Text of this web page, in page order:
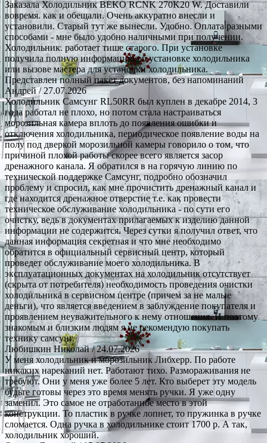
Заказала Холодильник BEKO RCNK 270K20 W. Доставили
вовремя. как и обещали. Очень аккуратно внесли и
установили. Старый тут же вынесли. Удобно. Оплата разными
способами - мне было удобно наличными при получении.
Холодильник. работает тише старого. При установке
получила полную информацию об установке холодильника
или вызове мастера для установки холодильника.
Представлен полный пакет документов, без напоминаний
Андрей/ 27.07.2026
Холодильник Самсунг RL50RR был куплен в декабре 2014, 3
года работал не плохо, но потом стала настраиваться
морозильная камера вплоть до появления ошибки и
отключения холодильника, периодическое появление воды на
полу под дверкой морозильной камеры говорило о том, что
причиной плохой работы скорее всего является засор
дренажного канала. Я обратился в на горячую линию по
технической поддержке Самсунг, подробно обозначил
проблему и спросил, как мне прочистить дренажный канал и
где находится дренажное отверстие т.е. как провести
техническое обслуживание холодильника - по сути его
очистку, ведь в документах прилагаемых к изделию данной
информации не содержится. Через сутки я получил ответ, что
данная информация секретная и что мне необходимо
обратится в официальный сервисный центр, который
проведет обслуживание моего холодильника. В
эксплуатационных документах на холодильник отсутствует
(скрыта от потребителя) необходимость проведения очистки
холодильника в сервисном центре (причем за не малые
деньги), что является введением в заблуждение покупателя и
проявлением неуважительного к нему отношения. И поэтому
знакомым и близким людям я не рекомендую покупать
технику самсунг.
Любишкин Николай/ 24.07.2026
У меня холодильник и морозильник Либхерр. По работе
никаких нареканий нет. Работают тихо. Размораживания не
требуют. Они у меня уже более 5 лет. Кто выберет эту модель
будьте готовы через это время менять ручки. Я уже одну
заменил. Это самое не отработанное место в этой
конструкции. То пластик в ручке лопнет, то пружинка в ручке
сломается. Одна ручка в холодильнике стоит 1700 р. А так,
холодильник хороший.